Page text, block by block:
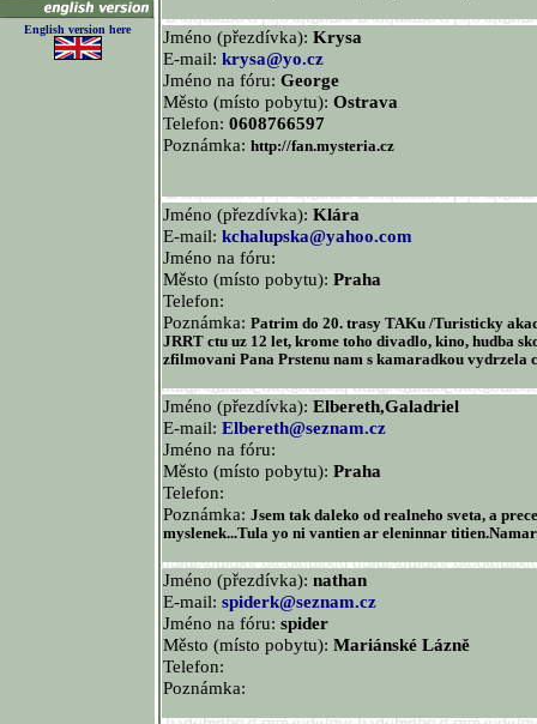
English version here Jméno (přezdívka): Krysa
E-mail: krysa@yo.cz
Jméno na fóru: George
Město (místo pobytu): Ostrava
Telefon: 0608766597
Poznámka: http://fan.mysteria.cz
Jméno (přezdívka): Klára
E-mail: kchalupska@yahoo.com
Jméno na fóru:
Město (místo pobytu): Praha
Telefon:
Poznámka: Patrim do 20. trasy TAKu /Turisticky
JRRT ctu uz 12 let, krome toho divadlo, kino, hudba
zfilmovani Pana Prstenu nam s kamaradkou vydrzela
Jméno (přezdívka): Elbereth,Galadriel
E-mail: Elbereth@seznam.cz
Jméno na fóru:
Město (místo pobytu): Praha
Telefon:
Poznámka: Jsem tak daleko od realneho sveta, a
myslenek...Tula yo ni vantien ar eleninnar
Jméno (přezdívka): nathan
E-mail: spiderk@seznam.cz
Jméno na fóru: spider
Město (místo pobytu): Mariánské Lázně
Telefon:
Poznámka: